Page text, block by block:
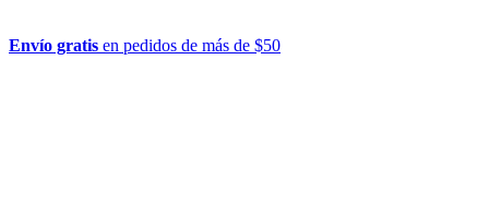
Envío gratis en pedidos de más de $50